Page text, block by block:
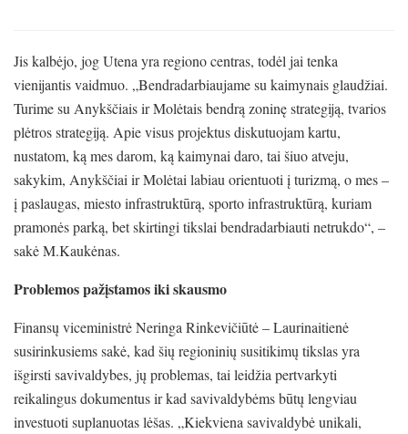
Jis kalbėjo, jog Utena yra regiono centras, todėl jai tenka
vienijantis vaidmuo. „Bendradarbiaujame su kaimynais glaudžiai.
Turime su Anykščiais ir Molėtais bendrą zoninę strategiją, tvarios
plėtros strategiją. Apie visus projektus diskutuojam kartu,
nustatom, ką mes darom, ką kaimynai daro, tai šiuo atveju,
sakykim, Anykščiai ir Molėtai labiau orientuoti į turizmą, o mes –
į paslaugas, miesto infrastruktūrą, sporto infrastruktūrą, kuriam
pramonės parką, bet skirtingi tikslai bendradarbiauti netrukdo“, –
sakė M.Kaukėnas.
Problemos pažįstamos iki skausmo
Finansų viceministrė Neringa Rinkevičiūtė – Laurinaitienė
susirinkusiems sakė, kad šių regioninių susitikimų tikslas yra
išgirsti savivaldybes, jų problemas, tai leidžia pertvarkyti
reikalingus dokumentus ir kad savivaldybėms būtų lengviau
investuoti suplanuotas lėšas. „Kiekviena savivaldybė unikali,